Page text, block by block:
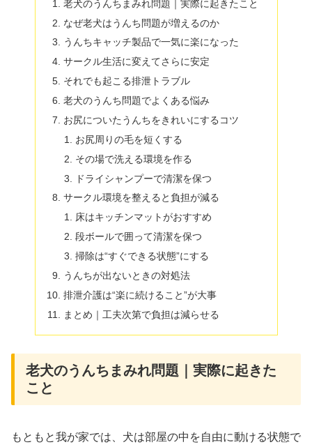
老犬のうんちまみれ問題｜実際に起きたこと
なぜ老犬はうんち問題が増えるのか
うんちキャッチ製品で一気に楽になった
サークル生活に変えてさらに安定
それでも起こる排泄トラブル
老犬のうんち問題でよくある悩み
お尻についたうんちをきれいにするコツ
お尻周りの毛を短くする
その場で洗える環境を作る
ドライシャンプーで清潔を保つ
サークル環境を整えると負担が減る
床はキッチンマットがおすすめ
段ボールで囲って清潔を保つ
掃除は“すぐできる状態”にする
うんちが出ないときの対処法
排泄介護は“楽に続けること”が大事
まとめ｜工夫次第で負担は減らせる
老犬のうんちまみれ問題｜実際に起きた
こと
もともと我が家では、犬は部屋の中を自由に動ける状態で